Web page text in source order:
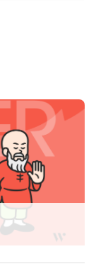
ンジニアリン
」を展開して
を積んできま
ーズに応える
フラ（設計・
域を軸に事業を
上げる変革期